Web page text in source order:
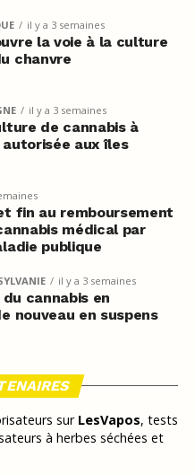
il y a 3 semaines
la voie à la culture
chanvre
il y a 3 semaines
de cannabis à
aux îles
fin au remboursement
médical par
publique
il y a 3 semaines
cannabis en
nouveau en suspens
sur LesVapos, tests
à herbes séchées et